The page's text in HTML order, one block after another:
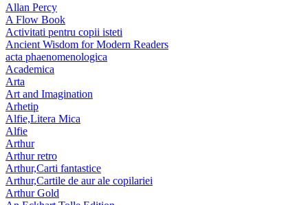
Allan Percy
A Flow Book
Activitati pentru copii isteti
Ancient Wisdom for Modern Readers
acta phaenomenologica
Academica
Arta
Art and Imagination
Arhetip
Alfie,Litera Mica
Alfie
Arthur
Arthur retro
Arthur,Carti fantastice
Arthur,Cartile de aur ale copilariei
Arthur Gold